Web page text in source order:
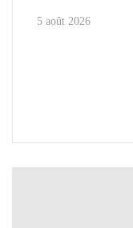
5 août 2026